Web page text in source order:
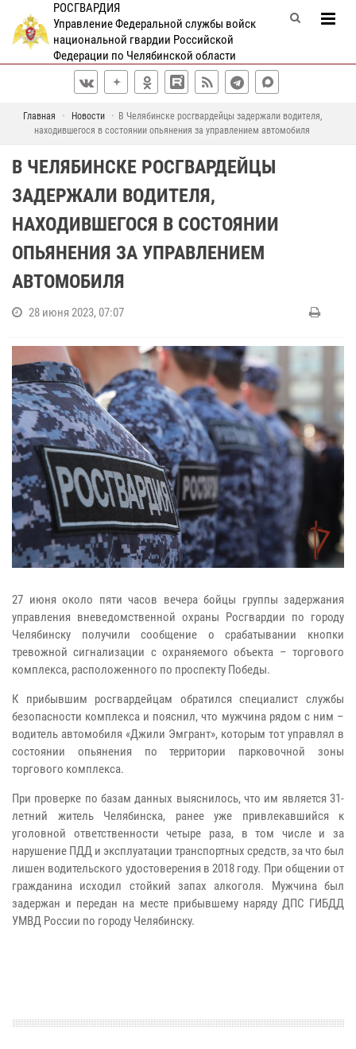
РОСГВАРДИЯ
Управление Федеральной службы войск
национальной гвардии Российской
Федерации по Челябинской области
Главная Новости
В Челябинске росгвардейцы задержали водителя,
находившегося в состоянии опьянения за управлением автомобиля
В ЧЕЛЯБИНСКЕ РОСГВАРДЕЙЦЫ
ЗАДЕРЖАЛИ ВОДИТЕЛЯ,
НАХОДИВШЕГОСЯ В СОСТОЯНИИ
ОПЬЯНЕНИЯ ЗА УПРАВЛЕНИЕМ
АВТОМОБИЛЯ
28 июня 2023, 07:07
27 июня около пяти часов вечера бойцы группы задержания
управления вневедомственной охраны Росгвардии по городу
Челябинску получили сообщение о срабатывании кнопки
тревожной сигнализации с охраняемого объекта – торгового
комплекса, расположенного по проспекту Победы.
К прибывшим росгвардейцам обратился специалист службы
безопасности комплекса и пояснил, что мужчина рядом с ним –
водитель автомобиля «Джили Эмгрант», которым тот управлял в
состоянии опьянения по территории парковочной зоны
торгового комплекса.
При проверке по базам данных выяснилось, что им является 31-
летний житель Челябинска, ранее уже привлекавшийся к
уголовной ответственности четыре раза, в том числе и за
нарушение ПДД и эксплуатации транспортных средств, за что был
лишен водительского удостоверения в 2018 году. При общении от
гражданина исходил стойкий запах алкоголя. Мужчина был
задержан и передан на месте прибывшему наряду ДПС ГИБДД
УМВД России по городу Челябинску.